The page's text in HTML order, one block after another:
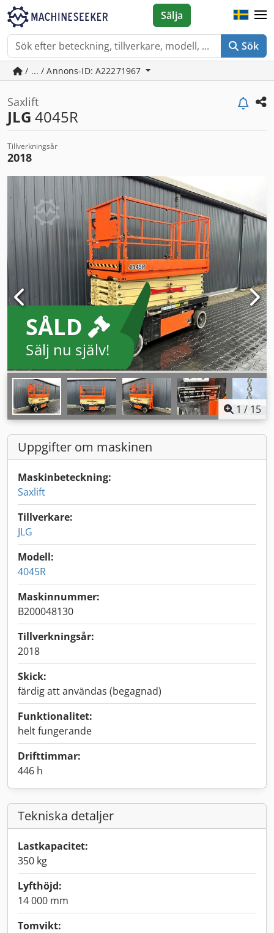
Sök
Sälja
/ ... / Annons-ID: A22271967
Saxlift
JLG 4045R
Tillverkningsår
2018
SÅLD
Sälj nu själv!
1 / 15
Uppgifter om maskinen
Maskinbeteckning:
Saxlift
Tillverkare:
JLG
Modell:
4045R
Maskinnummer:
B200048130
Tillverkningsår:
2018
Skick:
färdig att användas (begagnad)
Funktionalitet:
helt fungerande
Drifttimmar:
446 h
Tekniska detaljer
Lastkapacitet:
350 kg
Lyfthöjd:
14 000 mm
Tomvikt: